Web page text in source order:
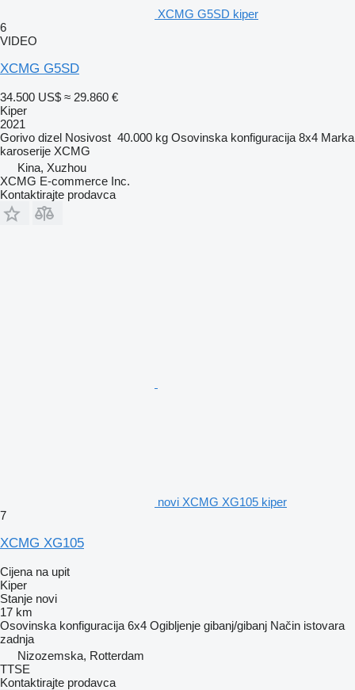
XCMG G5SD kiper
6
VIDEO
XCMG G5SD
34.500 US$ ≈ 29.860 €
Kiper
2021
Gorivo dizel Nosivost 40.000 kg Osovinska konfiguracija 8x4 Marka
karoserije XCMG
Kina, Xuzhou
XCMG E-commerce Inc.
Kontaktirajte prodavca
novi XCMG XG105 kiper
7
XCMG XG105
Cijena na upit
Kiper
Stanje novi
17 km
Osovinska konfiguracija 6x4 Ogibljenje gibanj/gibanj Način istovara
zadnja
Nizozemska, Rotterdam
TTSE
Kontaktirajte prodavca